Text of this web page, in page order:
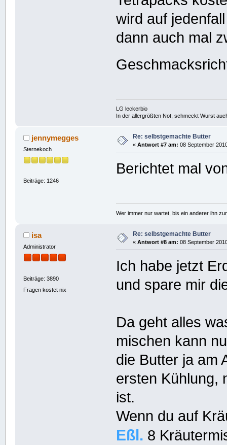
wird auf
dann auch mal
LG leckerbio
In der allergrößten Not, schmeckt Wurst
jennymegges
Sternekoch
Beiträge: 1246
Re: selbstgemachte Butter
« Antwort #7 am: 08 September
Berichtet mal
Wer immer nur wartet, bis ein anderer ihn
isa
Administrator
Beiträge: 3890
Fragen kostet nix
Re: selbstgemachte Butter
« Antwort #8 am: 08 September
Ich habe jetzt
und spare mir
Da geht alles
mischen kann
die Butter ja am
ersten Kühlung,
ist.
Wenn du auf
Eßl. 8